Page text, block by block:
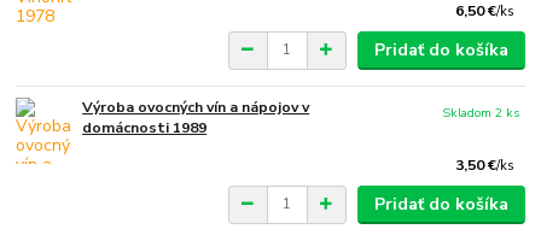
6,50 €/ks
Pridať do košíka
Výroba ovocných vín a nápojov v
domácnosti 1989
3,50 €/ks
Skladom 2 ks
Pridať do košíka